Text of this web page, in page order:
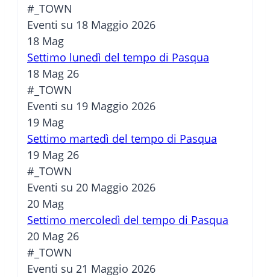
#_TOWN
Eventi su 18 Maggio 2026
18 Mag
Settimo lunedì del tempo di Pasqua
18 Mag 26
#_TOWN
Eventi su 19 Maggio 2026
19 Mag
Settimo martedì del tempo di Pasqua
19 Mag 26
#_TOWN
Eventi su 20 Maggio 2026
20 Mag
Settimo mercoledì del tempo di Pasqua
20 Mag 26
#_TOWN
Eventi su 21 Maggio 2026